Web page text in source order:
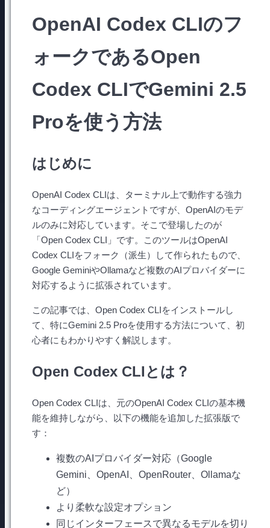
OpenAI Codex CLIのフ
ォークであるOpen
Codex CLIでGemini 2.5
Proを使う方法
はじめに
OpenAI Codex CLIは、ターミナル上で動作する強力
なコーディングエージェントですが、OpenAIのモデ
ルのみに対応しています。そこで登場したのが
「Open Codex CLI」です。このツールはOpenAI
Codex CLIをフォーク（派生）して作られたもので、
Google GeminiやOllamaなど複数のAIプロバイダーに
対応するように拡張されています。
この記事では、Open Codex CLIをインストールし
て、特にGemini 2.5 Proを使用する方法について、初
心者にもわかりやすく解説します。
Open Codex CLIとは？
Open Codex CLIは、元のOpenAI Codex CLIの基本機
能を維持しながら、以下の機能を追加した拡張版で
す：
複数のAIプロバイダー対応（Google
Gemini、OpenAI、OpenRouter、Ollamaな
ど）
より柔軟な設定オプション
同じインターフェースで異なるモデルを切り